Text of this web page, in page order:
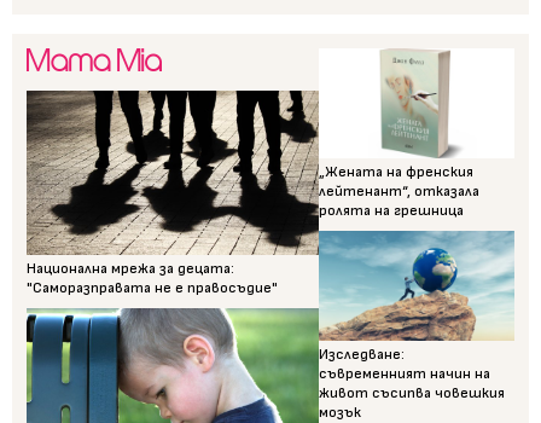
Национална мрежа за децата:
"Саморазправата не е правосъдие"
„Жената на френския
лейтенант“, отказала
ролята на грешница
Изследване:
съвременният начин на
живот съсипва човешкия
мозък